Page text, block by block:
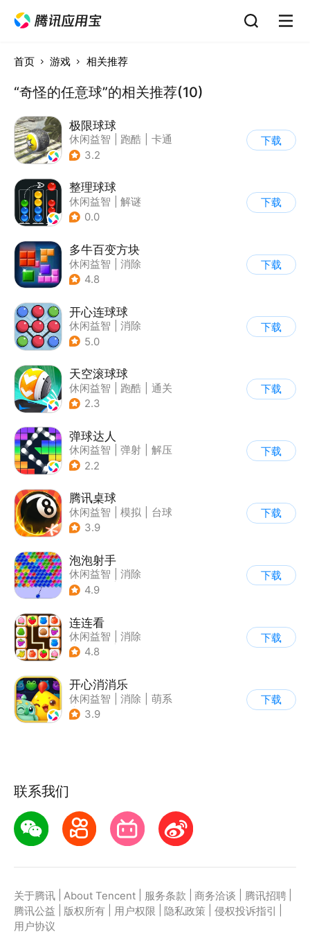
首页 游戏 相关推荐
“奇怪的任意球”的相关推荐(10)
极限球球
休闲益智 跑酷
卡通
3.2
下载
整理球球
休闲益智
解谜
0.0
下载
多牛百变方块
休闲益智
消除
| 多比特
4.8
下载
开心连球球
休闲益智
消除
5.0
下载
天空滚球球
休闲益智 跑酷
通关
2.3
下载
弹球达人
休闲益智 弹射
解压
| 卡通
2.2
下载
腾讯桌球
休闲益智 模拟
台球
| 卡通
3.9
下载
泡泡射手
休闲益智
消除
| 泡泡龙
4.9
下载
连连看
休闲益智
消除
| 多比特
4.8
下载
开心消消乐
休闲益智 消除
萌系
| 乐元素
3.9
下载
联系我们
关于腾讯 About Tencent 服务条款 商务洽谈 腾讯招聘
腾讯公益
版权所有 用户权限 隐私政策 侵权投诉指引
用户协议